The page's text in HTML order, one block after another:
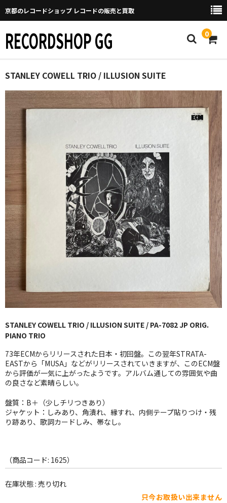
京都のレコードショップ レコードの販売と買取
RECORDSHOP GG 0
Home
マイページ
GGについて
取り置きなどについて
Categories
New Arrivals
新譜
GG RECORD （当店のレーベル）
BLUE NOTE
JAZZ-EU
JAZZ-JP
JAZZ-VOCAL
ROCK
WORLD
その他
STANLEY COWELL TRIO / ILLUSION SUITE
STANLEY COWELL TRIO / ILLUSION SUITE / PA-7082 JP ORIG.
PIANO TRIO
73年ECMからリリースされた日本・初回盤。この翌年STRATA-
EASTから「MUSA」などがリリースされていきますが、このECM盤
から評価が一気に上がったようです。アルバム通しての雰囲気や曲
の良さなど素晴らしい。
盤質：B＋（少しチリつきあり）
ジャケット：しみあり、角潰れ、縁すれ、内側テープ貼りつけ・残
り跡あり、歌詞カードしみ、帯なし。
（商品コード: 1625）
在庫状態 : 売り切れ
只今お取扱い出来ません